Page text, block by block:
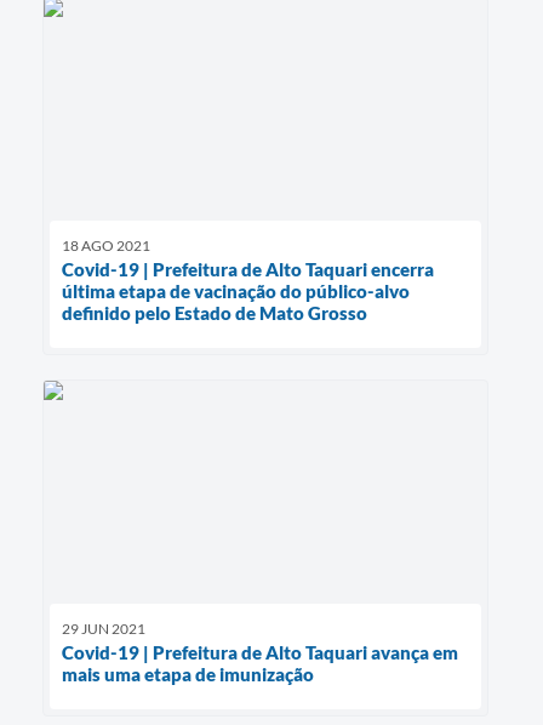
18 AGO 2021
Covid-19 | Prefeitura de Alto Taquari encerra
última etapa de vacinação do público-alvo
definido pelo Estado de Mato Grosso
29 JUN 2021
Covid-19 | Prefeitura de Alto Taquari avança em
mais uma etapa de imunização